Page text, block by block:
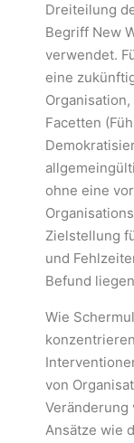
Dreiteilung
Begriff New
verwendet.
eine
Facetten
ohne eine
Zielstellung
und
Befund
Wie
von
Veränderung
Ansätze wie